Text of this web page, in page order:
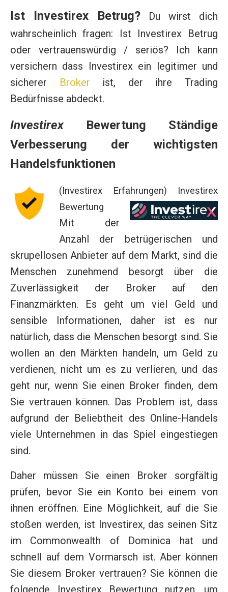
Ist Investirex Betrug? Du wirst dich
wahrscheinlich fragen: Ist Investirex Betrug
oder vertrauenswürdig / seriös? Ich kann
versichern dass Investirex ein legitimer und
sicherer Broker ist, der ihre Trading
Bedürfnisse abdeckt.
InvestirexBewertung Ständige
Verbesserung der wichtigsten
Handelsfunktionen
(Investirex Erfahrungen) Investirex
Bewertung
Mit der
Anzahl der betrügerischen und
skrupellosen Anbieter auf dem Markt, sind die
Menschen zunehmend besorgt über die
Zuverlässigkeit der Broker auf den
Finanzmärkten. Es geht um viel Geld und
sensible Informationen, daher ist es nur
natürlich, dass die Menschen besorgt sind. Sie
wollen an den Märkten handeln, um Geld zu
verdienen, nicht um es zu verlieren, und das
geht nur, wenn Sie einen Broker finden, dem
Sie vertrauen können. Das Problem ist, dass
aufgrund der Beliebtheit des Online-Handels
viele Unternehmen in das Spiel eingestiegen
sind.
Daher müssen Sie einen Broker sorgfältig
prüfen, bevor Sie ein Konto bei einem von
ihnen eröffnen. Eine Möglichkeit, auf die Sie
stoßen werden, ist Investirex, das seinen Sitz
im Commonwealth of Dominica hat und
schnell auf dem Vormarsch ist. Aber können
Sie diesem Broker vertrauen? Sie können die
folgende Investirex Bewertung nutzen, um